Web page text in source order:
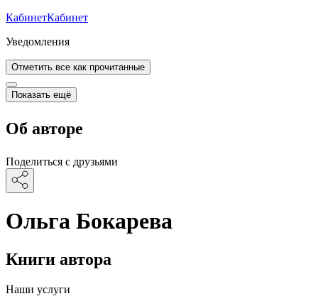
КабинетКабинет
Уведомления
Отметить все как прочитанные
Показать ещё
Об авторе
Поделиться с друзьями
Ольга Бокарева
Книги автора
Наши услуги